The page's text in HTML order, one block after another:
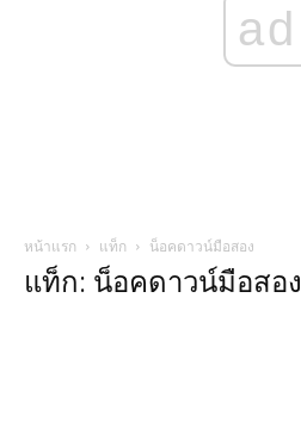
ad
หน้าแรก แท็ก น็อคดาวน์มือสอง
แท็ก: น็อคดาวน์มือสอง